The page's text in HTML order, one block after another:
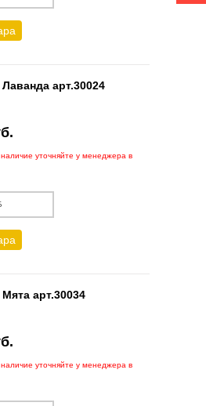
арт.30024
уточняйте у менеджера в
арт.30034
уточняйте у менеджера в